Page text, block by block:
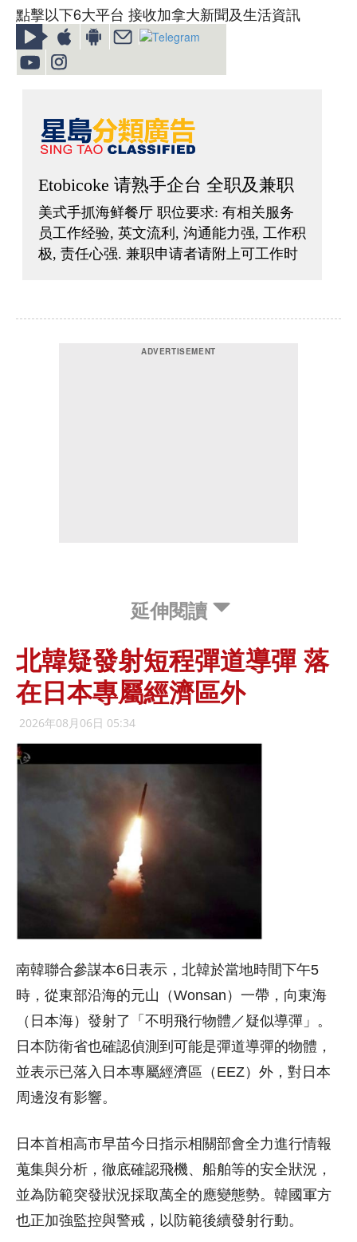
點擊以下6大平台 接收加拿大新聞及生活資訊
延伸閱讀
北韓疑發射短程彈道導彈 落
在日本專屬經濟區外
2026年08月06日 05:34
南韓聯合參謀本6日表示，北韓於當地時間下午5
時，從東部沿海的元山（Wonsan）一帶，向東海
（日本海）發射了「不明飛行物體／疑似導彈」。
日本防衛省也確認偵測到可能是彈道導彈的物體，
並表示已落入日本專屬經濟區（EEZ）外，對日本
周邊沒有影響。
日本首相高市早苗今日指示相關部會全力進行情報
蒐集與分析，徹底確認飛機、船舶等的安全狀況，
並為防範突發狀況採取萬全的應變態勢。韓國軍方
也正加強監控與警戒，以防範後續發射行動。